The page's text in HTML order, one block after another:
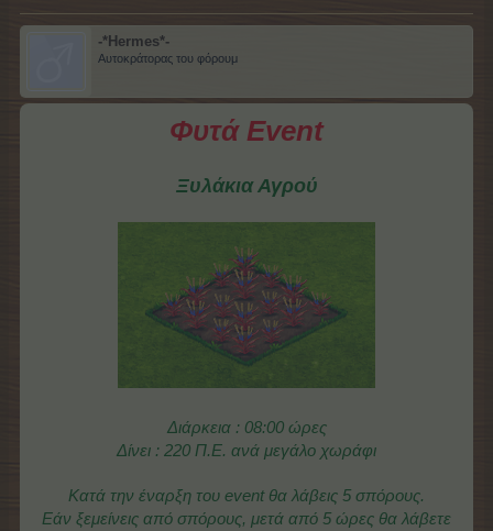
-*Hermes*-
Αυτοκράτορας του φόρουμ
Φυτά Event
Ξυλάκια Αγρού
Διάρκεια : 08:00 ώρες
Δίνει : 220 Π.Ε. ανά μεγάλο χωράφι
Κατά την έναρξη του event θα λάβεις 5 σπόρους.
Εάν ξεμείνεις από σπόρους, μετά από 5 ώρες θα λάβετε